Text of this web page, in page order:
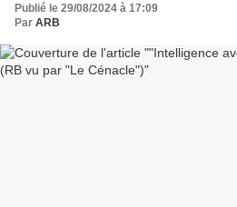
Publié le 29/08/2024 à 17:09
Par ARB